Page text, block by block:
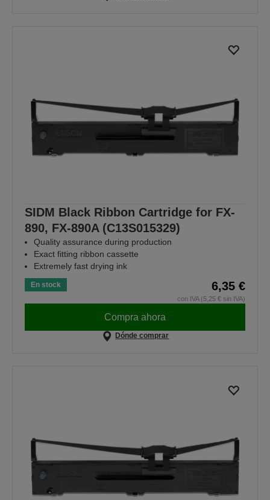
SIDM Black Ribbon Cartridge for FX-
890, FX-890A (C13S015329)
Quality assurance during production
Exact fitting ribbon cassette
Extremely fast drying ink
En stock 6,35 €
con IVA (5,25 € sin IVA)
Compra ahora
Dónde comprar